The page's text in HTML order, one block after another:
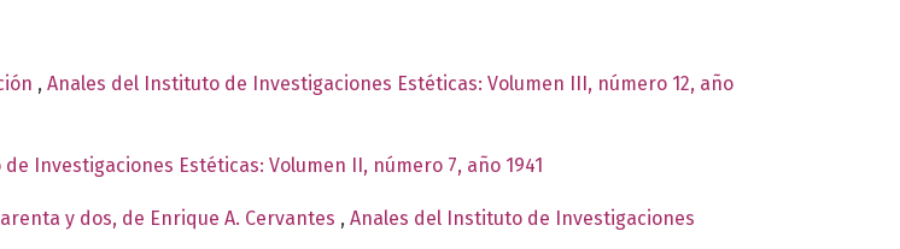
, Anales del Instituto de Investigaciones Estéticas: Volumen III, número 12, año
Investigaciones Estéticas: Volumen II, número 7, año 1941
y dos, de Enrique A. Cervantes , Anales del Instituto de Investigaciones